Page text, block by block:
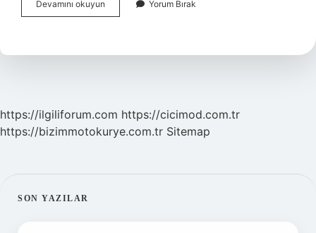
Devamını okuyun Nepotizm
Nedir
Yorum Bırak
https://ilgiliforum.com https://cicimod.com.tr
https://bizimmotokurye.com.tr Sitemap
SIDEBAR
SON YAZILAR